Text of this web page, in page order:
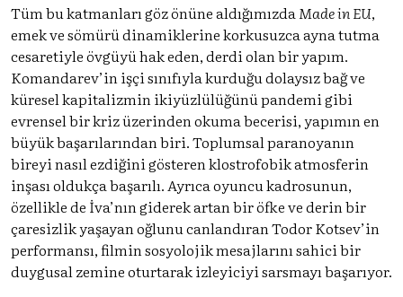
Tüm bu katmanları göz önüne aldığımızda Made in EU,
emek ve sömürü dinamiklerine korkusuzca ayna tutma
cesaretiyle övgüyü hak eden, derdi olan bir yapım.
Komandarev’in işçi sınıfıyla kurduğu dolaysız bağ ve
küresel kapitalizmin ikiyüzlülüğünü pandemi gibi
evrensel bir kriz üzerinden okuma becerisi, yapımın en
büyük başarılarından biri. Toplumsal paranoyanın
bireyi nasıl ezdiğini gösteren klostrofobik atmosferin
inşası oldukça başarılı. Ayrıca oyuncu kadrosunun,
özellikle de İva’nın giderek artan bir öfke ve derin bir
çaresizlik yaşayan oğlunu canlandıran Todor Kotsev’in
performansı, filmin sosyolojik mesajlarını sahici bir
duygusal zemine oturtarak izleyiciyi sarsmayı başarıyor.